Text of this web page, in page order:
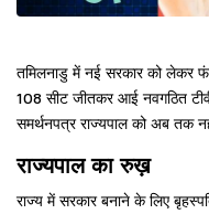
तमिलनाडु में नई सरकार को लेकर
108 सीट जीतकर आई नवगठित
समर्थनपत्र राज्यपाल को अब तक
राज्यपाल का रुख़
राज्य में सरकार बनाने के लिए